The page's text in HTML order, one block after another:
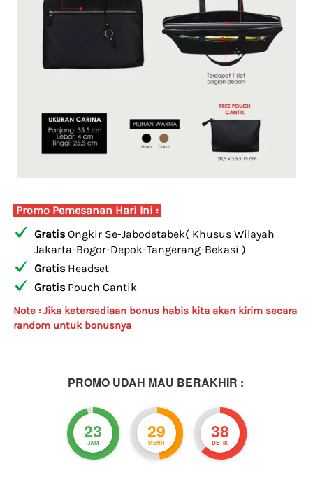
Promo Pemesanan Hari Ini :
Gratis Ongkir Se-Jabodetabek( Khusus Wilayah
Jakarta-Bogor-Depok-Tangerang-Bekasi )
Gratis Headset
Gratis Pouch Cantik
Note : Jika ketersediaan bonus habis kita akan kirim secara
random untuk bonusnya
PROMO UDAH MAU BERAKHIR :
23
JAM
29
MENIT
37
DETIK